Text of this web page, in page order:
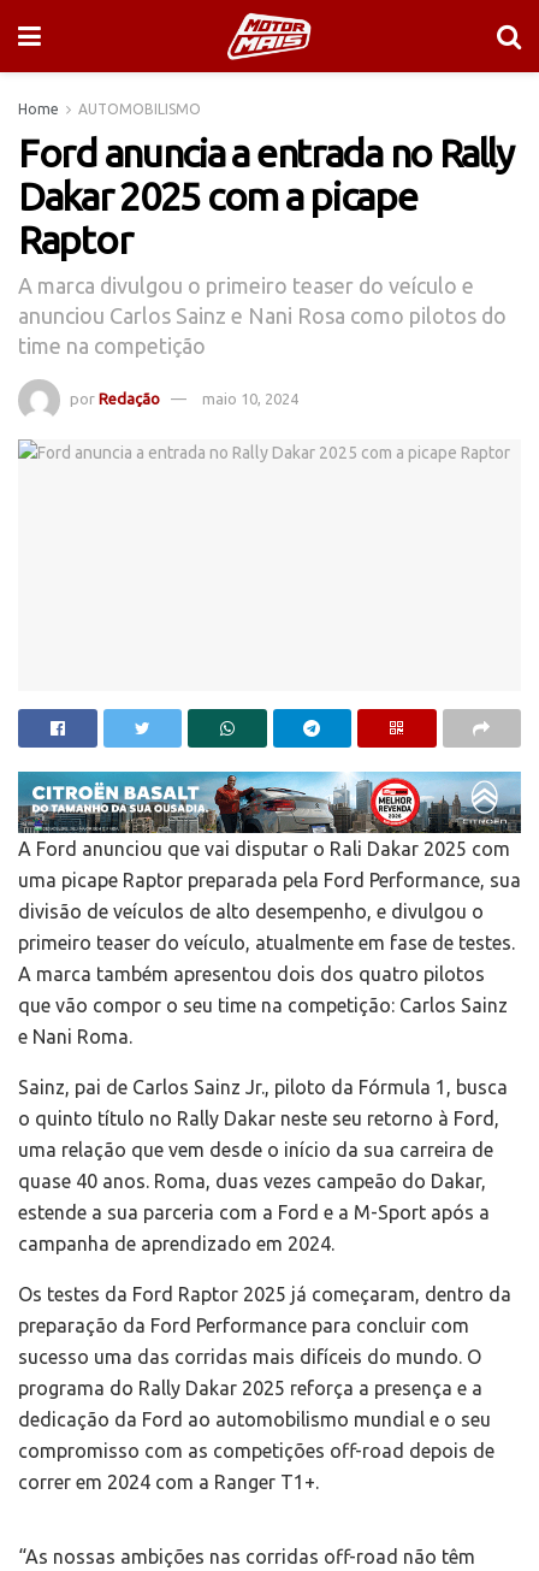
Home AUTOMOBILISMO
Ford anuncia a entrada no Rally
Dakar 2025 com a picape
Raptor
A marca divulgou o primeiro teaser do veículo e
anunciou Carlos Sainz e Nani Rosa como pilotos do
time na competição
por Redação maio 10, 2024
A Ford anunciou que vai disputar o Rali Dakar 2025 com
uma picape Raptor preparada pela Ford Performance, sua
divisão de veículos de alto desempenho, e divulgou o
primeiro teaser do veículo, atualmente em fase de testes.
A marca também apresentou dois dos quatro pilotos
que vão compor o seu time na competição: Carlos Sainz
e Nani Roma.
Sainz, pai de Carlos Sainz Jr., piloto da Fórmula 1, busca
o quinto título no Rally Dakar neste seu retorno à Ford,
uma relação que vem desde o início da sua carreira de
quase 40 anos. Roma, duas vezes campeão do Dakar,
estende a sua parceria com a Ford e a M-Sport após a
campanha de aprendizado em 2024.
Os testes da Ford Raptor 2025 já começaram, dentro da
preparação da Ford Performance para concluir com
sucesso uma das corridas mais difíceis do mundo. O
programa do Rally Dakar 2025 reforça a presença e a
dedicação da Ford ao automobilismo mundial e o seu
compromisso com as competições off-road depois de
correr em 2024 com a Ranger T1+.
“As nossas ambições nas corridas off-road não têm